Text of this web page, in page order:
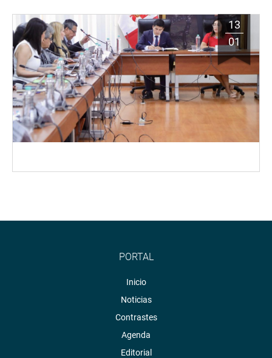
13
01
PORTAL
Inicio
Noticias
Contrastes
Agenda
Editorial